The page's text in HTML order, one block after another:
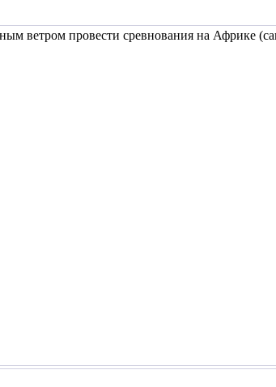
ветром провести сревнования на Африке